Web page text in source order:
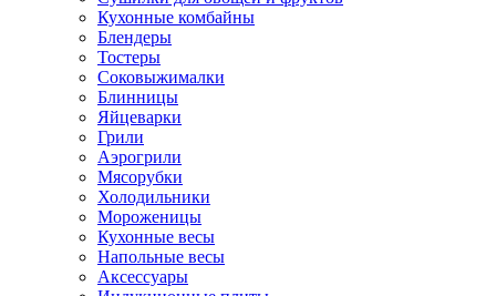
Кухонные комбайны
Блендеры
Тостеры
Соковыжималки
Блинницы
Яйцеварки
Грили
Аэрогрили
Мясорубки
Холодильники
Мороженицы
Кухонные весы
Напольные весы
Аксессуары